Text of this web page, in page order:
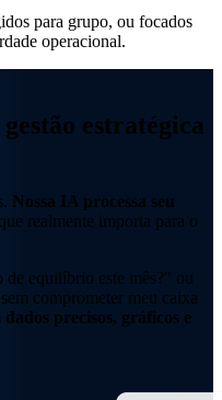
para grupo, ou focados
operacional.
gestão estratégica
Nossa IA processa seu
realmente importa para o
equilíbrio este mês?" ou
comprometer meu caixa
precisos, gráficos e